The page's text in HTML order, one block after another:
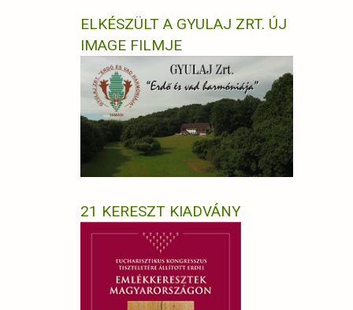
ELKÉSZÜLT A GYULAJ ZRT. ÚJ
IMAGE FILMJE
21 KERESZT KIADVÁNY